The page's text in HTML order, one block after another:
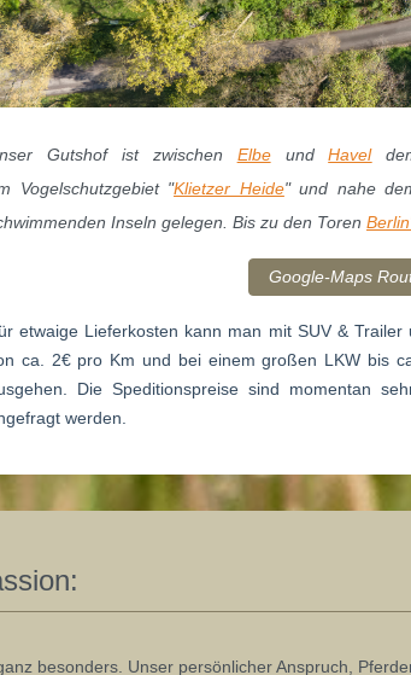
Gutshof ist zwischen ElbeundHavel
Vogelschutzgebiet "Klietzer Heide" und nahe
Inseln gelegen. Bis zu den Toren
Google-Maps
etwaige Lieferkosten kann man mit SUV &
ca. 2€ pro Km und bei einem großen LKW bis
Die Speditionspreise sind momentan
werden.
besonders. Unser persönlicher Anspruch,